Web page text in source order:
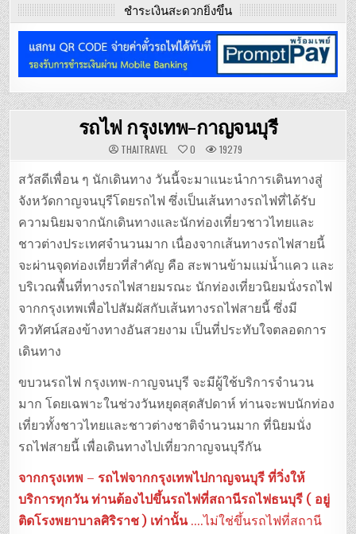
ชำระเงินสะดวกยิ่งขึ้น
รถไฟ กรุงเทพ-กาญจนบุรี
THAITRAVEL 0 19279
สวัสดีเพื่อน ๆ นักเดินทาง วันนี้จะมาแนะนำการเดินทางสู่
จังหวัดกาญจนบุรีโดยรถไฟ ซึ่งเป็นเส้นทางรถไฟที่ได้รับ
ความนิยมจากนักเดินทางและนักท่องเที่ยวชาวไทยและ
ชาวต่างประเทศจำนวนมาก เนื่องจากเส้นทางรถไฟสายนี้
จะผ่านจุดท่องเที่ยวที่สำคัญ คือ สะพานข้ามแม่น้ำแคว และ
บริเวณพื้นที่ทางรถไฟสายมรณะ นักท่องเที่ยวนิยมนั่งรถไฟ
จากกรุงเทพเพื่อไปสัมผัสกับเส้นทางรถไฟสายนี้ ซึ่งมี
ทิวทัศน์สองข้างทางอันสวยงาม เป็นที่ประทับใจตลอดการ
เดินทาง
ขบวนรถไฟ กรุงเทพ-กาญจนบุรี จะมีผู้ใช้บริการจำนวน
มาก โดยเฉพาะในช่วงวันหยุดสุดสัปดาห์ ท่านจะพบนักท่อง
เที่ยวทั้งชาวไทยและชาวต่างชาติจำนวนมาก ที่นิยมนั่ง
รถไฟสายนี้ เพื่อเดินทางไปเที่ยวกาญจนบุรีกัน
จากกรุงเทพ – รถไฟจากกรุงเทพไปกาญจนบุรี ที่วิ่งให้
บริการทุกวัน ท่านต้องไปขึ้นรถไฟที่สถานีรถไฟธนบุรี ( อยู่
ติดโรงพยาบาลศิริราช ) เท่านั้น….ไม่ใช่ขึ้นรถไฟที่สถานี